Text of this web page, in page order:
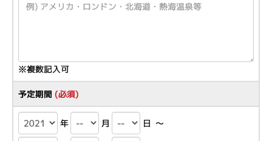
※複数記入可
予定期間 (必須)
年 月 日 ～